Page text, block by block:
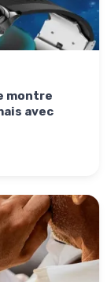
montre
avec